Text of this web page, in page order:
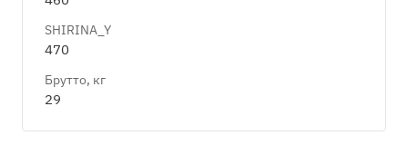
SHIRINA_Y
470
Брутто, кг
29